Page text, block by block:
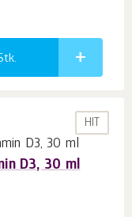
HIT
D3, 30 ml